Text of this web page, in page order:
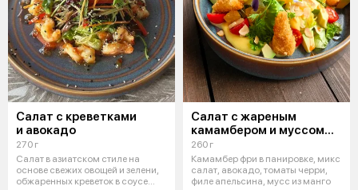
Салат с креветками
и авокадо
270 г
Салат в азиатском стиле на
основе свежих овощей и зелени,
обжаренных креветок в соусе
Салат с жареным
камамбером и муссом
из манго
260 г
Камамбер фри в панировке, микс
салат, авокадо, томаты черри,
филе апельсина, мусс из манго